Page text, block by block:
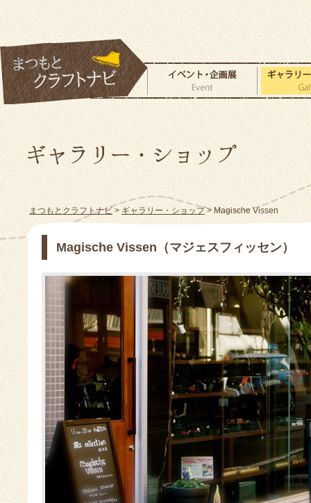
まつもとクラフトナビ>ギャラリー・ショップ> Magische Vissen
Magische Vissen（マジェスフィッセン）